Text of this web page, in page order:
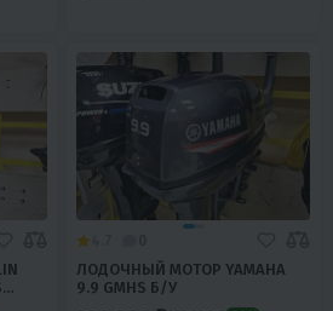
ЛОДОЧНЫЙ МОТОР YAMAHA
9.9 GMHS Б/У